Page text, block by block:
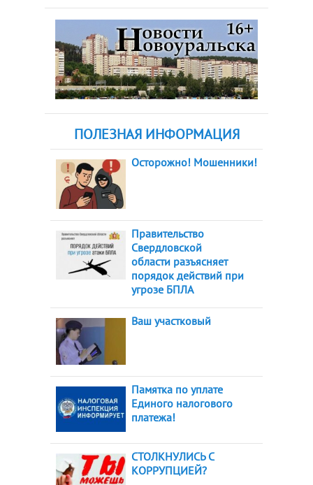
ПОЛЕЗНАЯ ИНФОРМАЦИЯ
Осторожно! Мошенники!
Правительство
Свердловской
области разъясняет
порядок действий при
угрозе БПЛА
Ваш участковый
Памятка по уплате
Единого налогового
платежа!
СТОЛКНУЛИСЬ С
КОРРУПЦИЕЙ?